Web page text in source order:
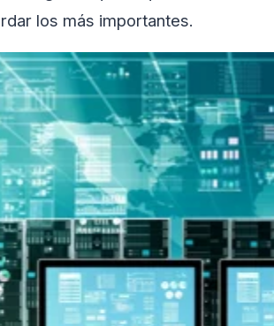
los más importantes.